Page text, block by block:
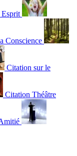
Conscience
Citation sur le
Citation Théâtre